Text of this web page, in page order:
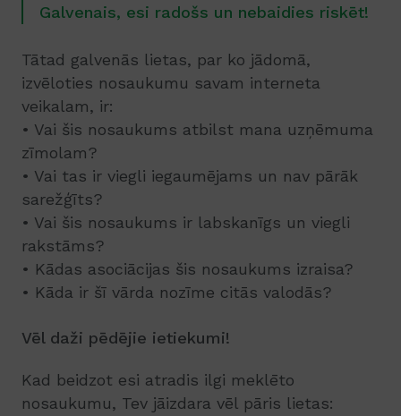
Galvenais, esi radošs un nebaidies riskēt!
Tātad galvenās lietas, par ko jādomā,
izvēloties nosaukumu savam interneta
veikalam, ir:
• Vai šis nosaukums atbilst mana uzņēmuma
zīmolam?
• Vai tas ir viegli iegaumējams un nav pārāk
sarežģīts?
• Vai šis nosaukums ir labskanīgs un viegli
rakstāms?
• Kādas asociācijas šis nosaukums izraisa?
• Kāda ir šī vārda nozīme citās valodās?
Vēl daži pēdējie ietiekumi!
Kad beidzot esi atradis ilgi meklēto
nosaukumu, Tev jāizdara vēl pāris lietas: